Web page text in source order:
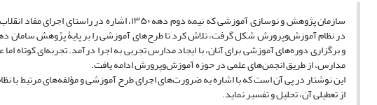
سازمان پژوهش و نوسازی آموزشی که نیمه دوم دهه
در نظام آموزش‌وپرورش شکل گرفت، تلاش کرد تا طرح‌های آموزشی را بر پایۀ پژوهش سامان
و برگزاری دوره‌های آموزشی برای آنان، با ایجاد مدارس تجربی به اجرا درآمد. تجربه‌ای کوتاه
مدارس، از طریق انجمن‌های علمی در حوزه آموزش‌وپرورش ادامه یافت.
این نوشتار در پی آن است که با اشاره به ضرورت‌های اجرای طرح آموزشی و مؤلفه‌های مرتبط
از تعطیلی آن، تحلیل و تفسیر نماید.